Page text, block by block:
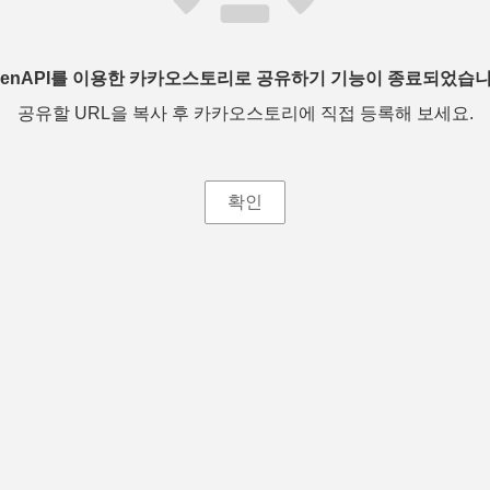
를 이용한 카카오스토리로 공유하기 기능이 종료되었습
공유할 URL을 복사 후 카카오스토리에 직접 등록해 보세요.
확인